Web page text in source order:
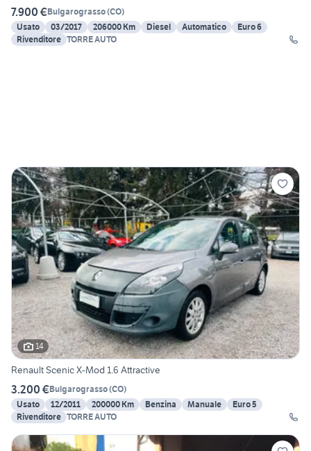
7.900 €Bulgarograsso(CO)
Usato
03/2017 206000 Km Diesel Automatico
Euro 6
Rivenditore TORRE AUTO
14
Renault Scenic X-Mod 1.6 Attractive
3.200 €Bulgarograsso(CO)
Usato
12/2011 200000 Km Benzina Manuale
Euro 5
Rivenditore TORRE AUTO